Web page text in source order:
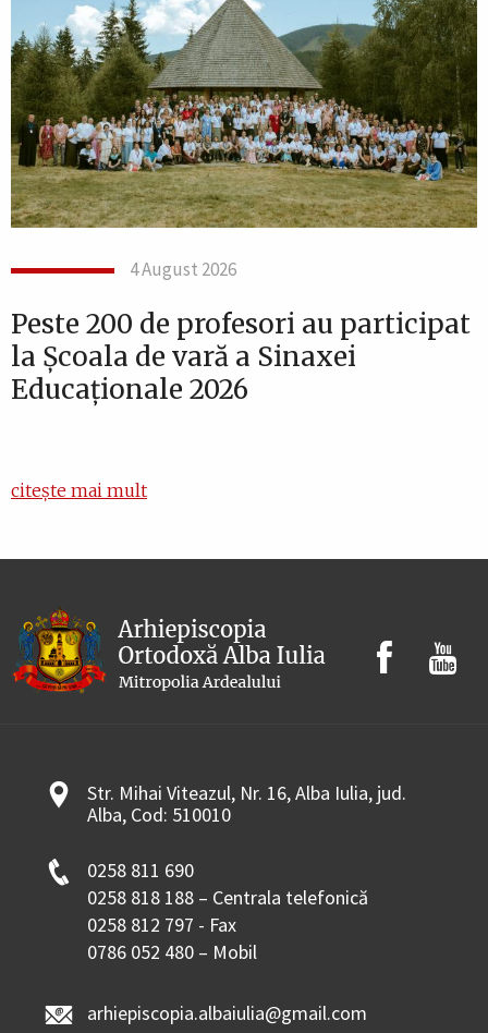
4 August 2026
Peste 200 de profesori au participat
la Școala de vară a Sinaxei
Educaționale 2026
citește mai mult
Str. Mihai Viteazul, Nr. 16, Alba Iulia, jud.
Alba, Cod: 510010
0258 811 690
0258 818 188 – Centrala telefonică
0258 812 797 - Fax
0786 052 480 – Mobil
arhiepiscopia.albaiulia@gmail.com